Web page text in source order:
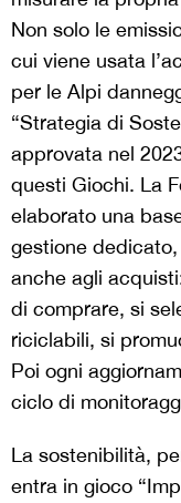
Non solo le
cui viene usata
per le Alpi
“Strategia di
approvata nel
questi Giochi. La
elaborato una
gestione
anche agli
di comprare, si
riciclabili, si
Poi ogni
ciclo di
La sostenibilità,
entra in gioco